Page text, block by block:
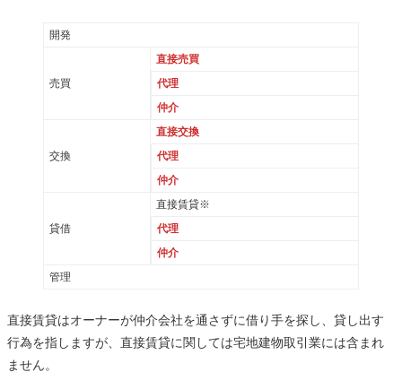
開発
売買
直接売買
代理
仲介
交換
直接交換
代理
仲介
貸借
直接賃貸※
代理
仲介
管理
直接賃貸はオーナーが仲介会社を通さずに借り手を探し、貸し出す
行為を指しますが、直接賃貸に関しては宅地建物取引業には含まれ
ません。